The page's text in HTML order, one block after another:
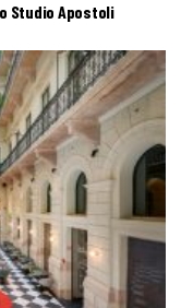
Studio Apostoli